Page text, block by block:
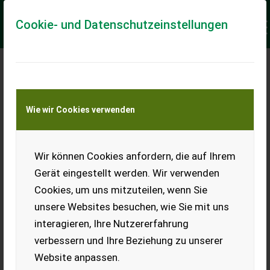
Cookie- und Datenschutzeinstellungen
Wie wir Cookies verwenden
Wir können Cookies anfordern, die auf Ihrem
Gerät eingestellt werden. Wir verwenden
Cookies, um uns mitzuteilen, wenn Sie
unsere Websites besuchen, wie Sie mit uns
interagieren, Ihre Nutzererfahrung
verbessern und Ihre Beziehung zu unserer
Website anpassen.
Meine Transportkostenanfrage
Transport von Land- und Baumaschinen –
KEINE Tiertransporte
Ladeort
Ort